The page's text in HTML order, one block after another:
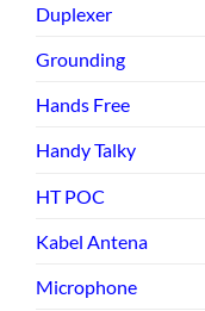
Duplexer
Grounding
Hands Free
Handy Talky
HT POC
Kabel Antena
Microphone